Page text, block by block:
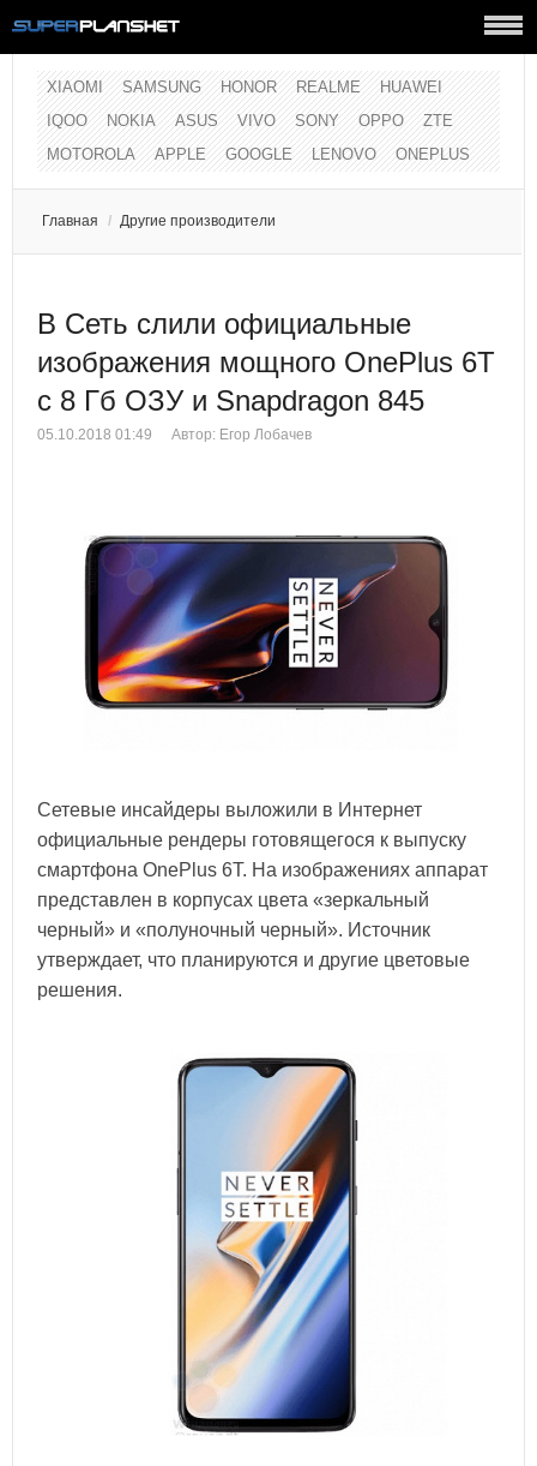
XIAOMI SAMSUNG HONOR REALME
HUAWEI
IQOO
NOKIA ASUS VIVO SONY OPPO
ZTE
MOTOROLA
APPLE GOOGLE LENOVO ONEPLUS
Главная / Другие производители
В Сеть слили официальные
изображения мощного OnePlus 6T
с 8 Гб ОЗУ и Snapdragon 845
05.10.2018 01:49 Автор: Егор Лобачев
Сетевые инсайдеры выложили в Интернет
официальные рендеры готовящегося к выпуску
смартфона OnePlus 6T. На изображениях аппарат
представлен в корпусах цвета «зеркальный
черный» и «полуночный черный». Источник
утверждает, что планируются и другие цветовые
решения.